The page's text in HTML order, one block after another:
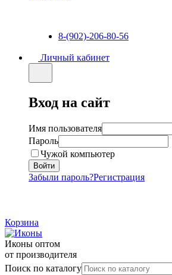
8-(902)-206-80-56
Личный кабинет
Вход на сайт
Имя пользователя
Пароль
Чужой компьютер
Забыли пароль?Регистрация
Корзина
Иконы оптом
от производителя
Поиск по каталогу